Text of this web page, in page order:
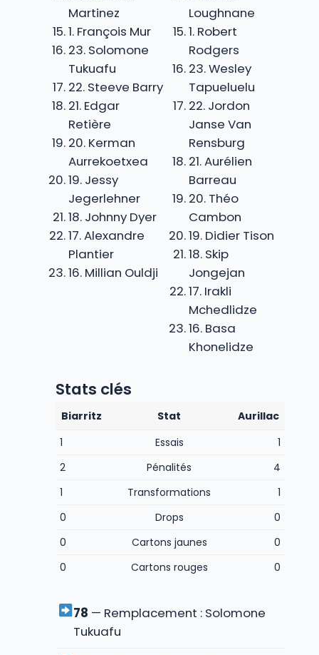
Martinez
1. François Mur
23. Solomone
Tukuafu
22. Steeve Barry
21. Edgar
Retière
20. Kerman
Aurrekoetxea
19. Jessy
Jegerlehner
18. Johnny Dyer
17. Alexandre
Plantier
16. Millian Ouldji
Loughnane
1. Robert
Rodgers
23. Wesley
Tapueluelu
22. Jordon
Janse Van
Rensburg
21. Aurélien
Barreau
20. Théo
Cambon
19. Didier Tison
18. Skip
Jongejan
17. Irakli
Mchedlidze
16. Basa
Khonelidze
Stats clés
Biarritz Stat
Aurillac
1
Essais
1
2
Pénalités
4
1
Transformations
1
0
Drops
0
0
Cartons jaunes
0
0
Cartons rouges 0
78 — Remplacement : Solomone
Tukuafu